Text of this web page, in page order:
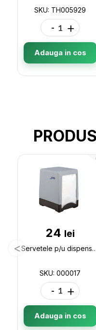
SKU: TH005929
- +
Adauga in cos
24 lei
Servetele p/u dispenser
SKU: 000017
- +
Adauga in cos